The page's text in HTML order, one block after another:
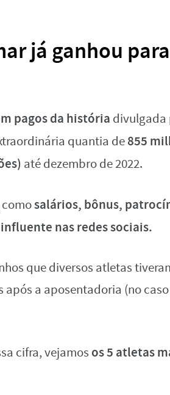
já ganhou
pagos da história divulgada
quantia de855
até dezembro de 2022.
salários, bônus,
nas redes sociais.
que diversos atletas
a aposentadoria (no
cifra, vejamos os 5 atletas